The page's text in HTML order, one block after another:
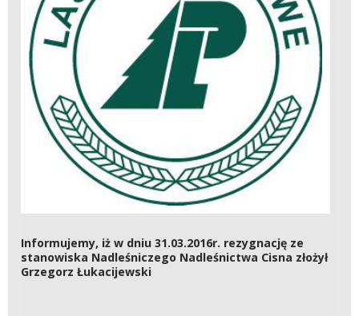
Informujemy, iż w dniu 31.03.2016r. rezygnację ze
stanowiska Nadleśniczego Nadleśnictwa Cisna złożył
Grzegorz Łukacijewski